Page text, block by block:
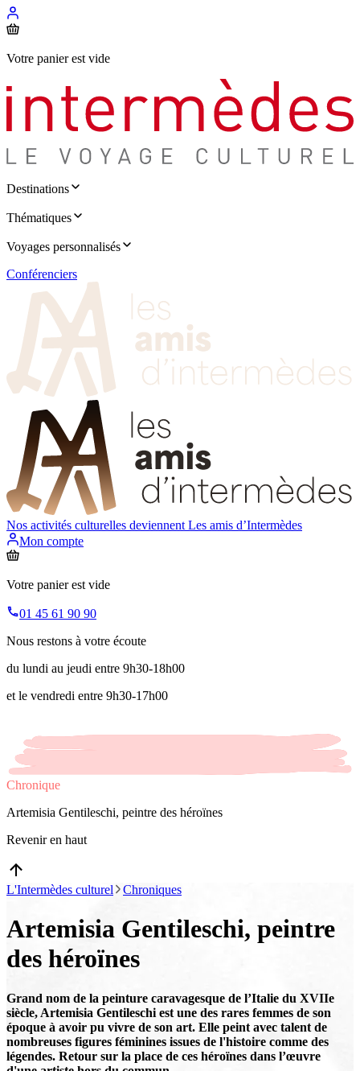
Votre panier est vide
Destinations
Thématiques
Voyages personnalisés
Conférenciers
Nos activités culturelles deviennent Les amis d’Intermèdes
Mon compte
Votre panier est vide
01 45 61 90 90
Nous restons à votre écoute
du lundi au jeudi entre 9h30-18h00
et le vendredi entre 9h30-17h00
Chronique
Artemisia Gentileschi, peintre des héroïnes
Revenir en haut
L'Intermèdes culturel Chroniques
Artemisia Gentileschi, peintre
des héroïnes
Grand nom de la peinture caravagesque de l’Italie du XVIIe
siècle, Artemisia Gentileschi est une des rares femmes de son
époque à avoir pu vivre de son art. Elle peint avec talent de
nombreuses figures féminines issues de l'histoire comme des
légendes. Retour sur la place de ces héroïnes dans l’œuvre